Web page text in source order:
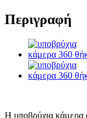
Περιγραφή
Η υποβρύχια κάμερα